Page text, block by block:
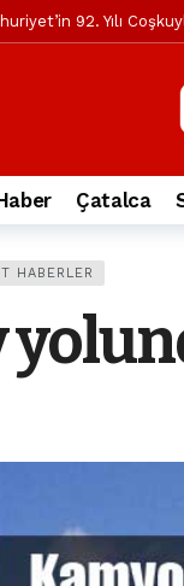
92. Yılı
Belediyesi’ne
2024 yılında
seyir halindeki
Mahallesi sakinleri
kamyonu
yolundaki kazada,
su baskını tepkisi
Çatalca
HABERLER